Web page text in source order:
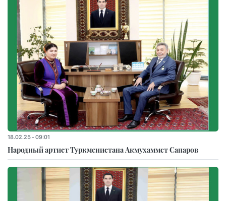
18.02.25 - 09:01
Народный артист Туркменистана Акмухаммет Сапаров